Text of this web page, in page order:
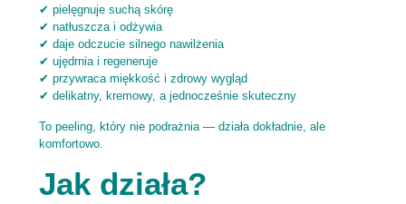
✔ pielęgnuje suchą skórę
✔ natłuszcza i odżywia
✔ daje odczucie silnego nawilżenia
✔ ujędrnia i regeneruje
✔ przywraca miękkość i zdrowy wygląd
✔ delikatny, kremowy, a jednocześnie skuteczny
To peeling, który nie podrażnia — działa dokładnie, ale
komfortowo.
Jak działa?